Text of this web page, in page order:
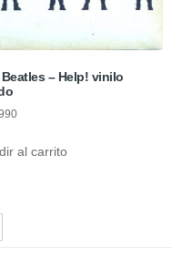
– Help! vinilo
al carrito